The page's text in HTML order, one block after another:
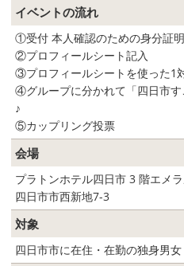
イベントの流れ
①受付 本人確認のための身分証
②プロフィールシート記入
③プロフィールシートを使った1
④グループに分かれて「四日市
♪
⑤カップリング投票
会場
プラトンホテル四日市 3 階エメ
四日市市西新地7-3
対象
四日市市に在住・在勤の独身男